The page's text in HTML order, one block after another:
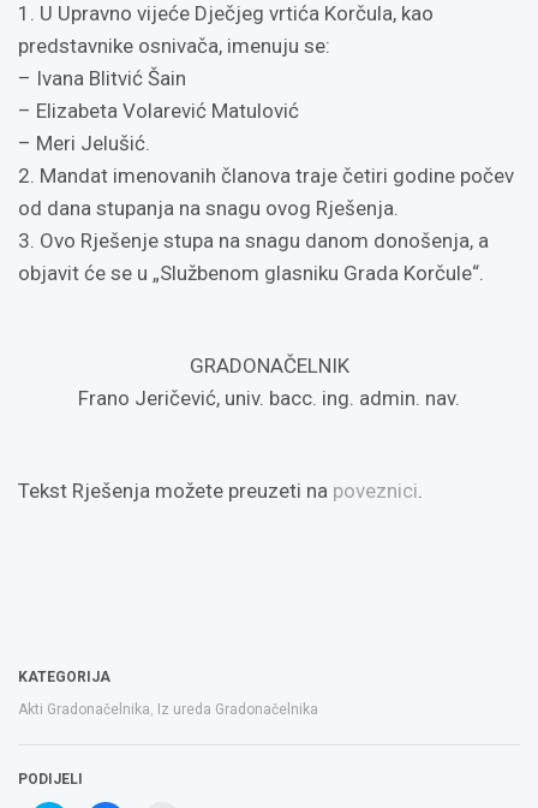
1. U Upravno vijeće Dječjeg vrtića Korčula, kao
predstavnike osnivača, imenuju se:
– Ivana Blitvić Šain
– Elizabeta Volarević Matulović
– Meri Jelušić.
2. Mandat imenovanih članova traje četiri godine počev
od dana stupanja na snagu ovog Rješenja.
3. Ovo Rješenje stupa na snagu danom donošenja, a
objavit će se u „Službenom glasniku Grada Korčule“.
GRADONAČELNIK
Frano Jeričević, univ. bacc. ing. admin. nav.
Tekst Rješenja možete preuzeti na poveznici.
KATEGORIJA
Akti Gradonačelnika Iz ureda Gradonačelnika
PODIJELI